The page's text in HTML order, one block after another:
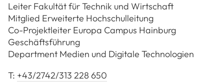
Leiter Fakultät für Technik und Wirtschaft
Mitglied Erweiterte Hochschulleitung
Co-Projektleiter Europa Campus Hainburg
Geschäftsführung
Department Medien und Digitale Technologien
T: +43/2742/313 228 650